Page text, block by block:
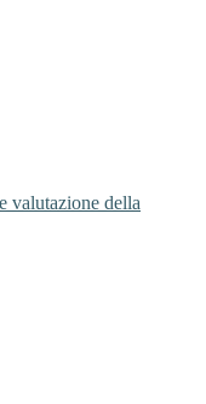
valutazione della